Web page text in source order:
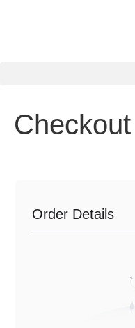
Checkout
Order Details